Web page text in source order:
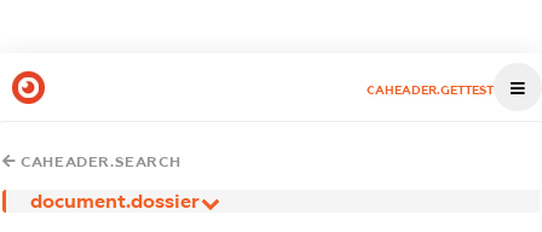
CAHEADER.GETTEST
CAHEADER.SEARCH
document.dossier